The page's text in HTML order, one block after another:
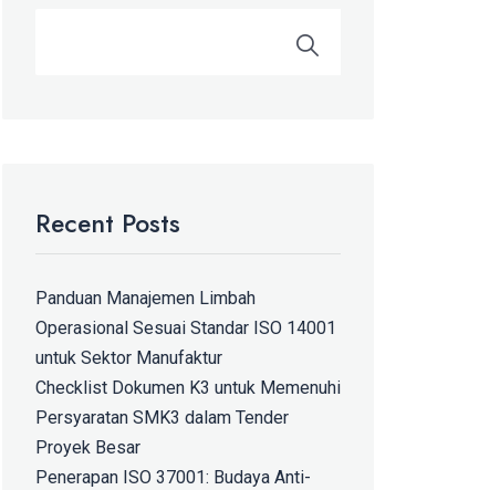
Recent Posts
Panduan Manajemen Limbah
Operasional Sesuai Standar ISO 14001
untuk Sektor Manufaktur
Checklist Dokumen K3 untuk Memenuhi
Persyaratan SMK3 dalam Tender
Proyek Besar
Penerapan ISO 37001: Budaya Anti-